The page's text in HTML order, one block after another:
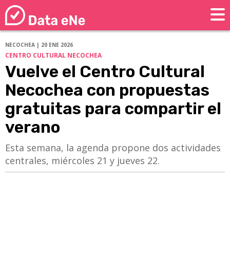
NECOCHEA | 20 ENE 2026
CENTRO CULTURAL NECOCHEA
Vuelve el Centro Cultural
Necochea con propuestas
gratuitas para compartir el
verano
Esta semana, la agenda propone dos actividades
centrales, miércoles 21 y jueves 22.